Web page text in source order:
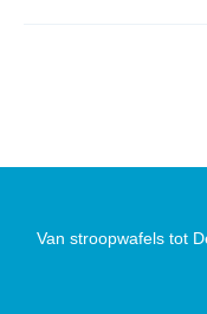
Van stroopwafels tot